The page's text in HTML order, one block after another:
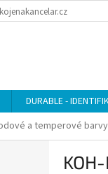
DURABLE -
a temperové barvy